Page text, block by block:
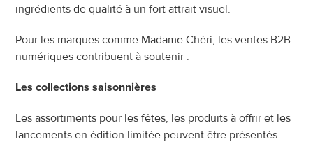
ingrédients de qualité à un fort attrait visuel.
Pour les marques comme Madame Chéri, les ventes B2B
numériques contribuent à soutenir :
Les collections saisonnières
Les assortiments pour les fêtes, les produits à offrir et les
lancements en édition limitée peuvent être présentés